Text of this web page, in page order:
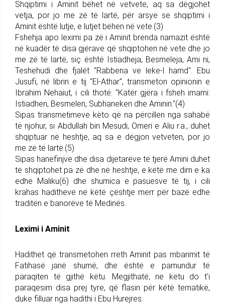
Shqiptimi i Aminit bëhet në vetvete, aq sa dëgjohet
vetja, por jo me zë të lartë, për arsye se shqiptimi i
Aminit është lutje, e lutjet bëhen në vete.(3)
Fshehja apo leximi pa zë i Aminit brenda namazit është
në kuadër të disa gjërave që shqiptohen në vete dhe jo
me zë të lartë, siç është Istiadheja, Besmeleja, Ami ni,
Teshehudi dhe fjalët "Rabbena ve leke-l hamd". Ebu
Jusufi, në librin e tij "El-Athar", transmeton opinionin e
Ibrahim Nehaiut, i cili thotë: "Katër gjëra i fsheh imami:
Istiadhen, Besmelen, Subhaneken dhe Aminin."(4)
Sipas transmetimeve këto që na përcillen nga sahabë
të njohur, si Abdullah bin Mesudi, Omeri e Aliu r.a., duhet
shqiptuar në heshtje, aq sa e dëgjon vetveten, por jo
me zë të lartë.(5)
Sipas hanefinjve dhe disa dijetarëve të tjerë Amini duhet
të shqiptohet pa zë dhe në heshtje, e këtë me dim e ka
edhe Maliku(6) dhe shumica e pasuesve të tij, i cili
krahas haditheve në këtë çështje merr për bazë edhe
traditën e banorëve të Medinës.
Leximi i Aminit
Hadithet që transmetohen rreth Aminit pas mbarimit të
Fatihasë janë shumë, dhe është e pamundur të
paraqiten të gjithë këtu. Megjithatë, ne këtu do t'i
paraqesim disa prej tyre, që flasin për këtë tematikë,
duke filluar nga hadithi i Ebu Hurejres: